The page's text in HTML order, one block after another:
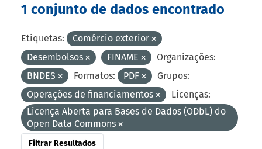
1 conjunto de dados encontrado
Etiquetas:
Comércio exterior
Desembolsos
FINAME
Organizações:
BNDES
Formatos: PDF
Grupos:
Operações de financiamentos
Licenças:
Licença Aberta para Bases de Dados (ODbL) do
Open Data Commons
Filtrar Resultados